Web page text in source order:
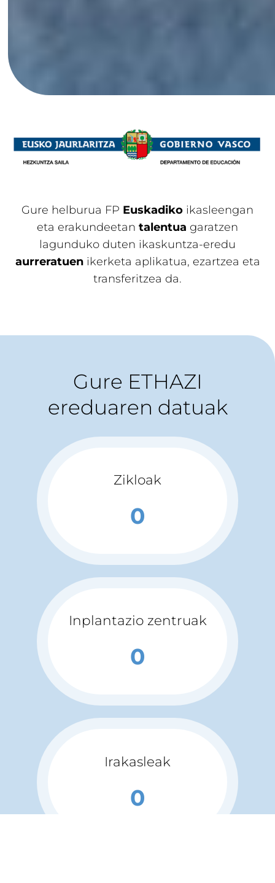
Gure helburua FP Euskadiko ikasleengan
eta erakundeetan talentua garatzen
lagunduko duten ikaskuntza-eredu
aurreratuenikerketa aplikatua, ezartzea eta
transferitzea da.
Gure ETHAZI
ereduaren datuak
Zikloak
0
Inplantazio zentruak
0
Irakasleak
0